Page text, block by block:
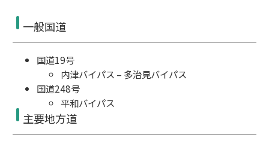
一般国道
国道19号
内津バイパス – 多治見バイパス
国道248号
平和バイパス
主要地方道